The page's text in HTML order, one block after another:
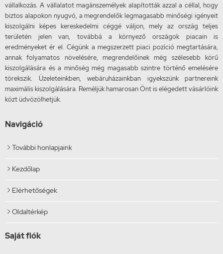
vállalkozás. A vállalatot magánszemélyek alapították azzal a céllal, hogy
biztos alapokon nyugvó, a megrendelők legmagasabb minőségi igényeit
kiszolgálni képes kereskedelmi céggé váljon, mely az ország teljes
területén jelen van, továbbá a környező országok piacain is
eredményeket ér el. Cégünk a megszerzett piaci pozíció megtartására,
annak folyamatos növelésére, megrendelőinek még szélesebb körű
kiszolgálására és a minőség még magasabb szintre történő emelésére
törekszik. Üzeleteinkben, webáruházainkban igyekszünk partnereink
maximális kiszolgálására. Reméljük hamarosan Önt is elégedett vásárlóink
közt üdvözölhetjük.
Navigáció
 További honlapjaink
 Kezdőlap
 Elérhetőségek
 Oldaltérkép
Saját fiók